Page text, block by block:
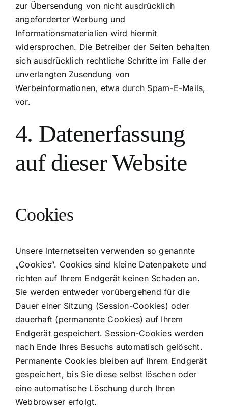
zur Übersendung von nicht ausdrücklich
angeforderter Werbung und
Informationsmaterialien wird hiermit
widersprochen. Die Betreiber der Seiten behalten
sich ausdrücklich rechtliche Schritte im Falle der
unverlangten Zusendung von
Werbeinformationen, etwa durch Spam-E-Mails,
vor.
4. Datenerfassung
auf dieser Website
Cookies
Unsere Internetseiten verwenden so genannte
„Cookies“. Cookies sind kleine Datenpakete und
richten auf Ihrem Endgerät keinen Schaden an.
Sie werden entweder vorübergehend für die
Dauer einer Sitzung (Session-Cookies) oder
dauerhaft (permanente Cookies) auf Ihrem
Endgerät gespeichert. Session-Cookies werden
nach Ende Ihres Besuchs automatisch gelöscht.
Permanente Cookies bleiben auf Ihrem Endgerät
gespeichert, bis Sie diese selbst löschen oder
eine automatische Löschung durch Ihren
Webbrowser erfolgt.